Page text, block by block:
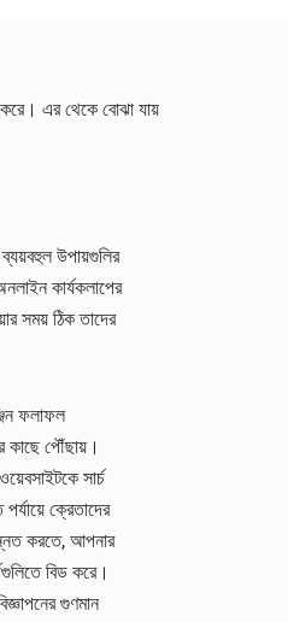
এর থেকে বোঝা যায়
উপায়গুলির
কার্যকলাপের
সময় ঠিক তাদের
ফলাফল
কাছে পৌঁছায়।
সার্চ
ক্রেতাদের
উন্নত করতে, আপনার
বিড করে।
গুণমান